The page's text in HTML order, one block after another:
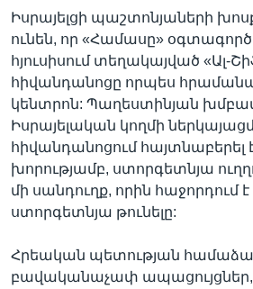
Իսրայելցի պաշտոնյաների
ունեն, որ «Համասը»
հյուսիսում տեղակայված «Ալ-
հիվանդանոցը որպես
կենտրոն: Պաղեստինյան
Իսրայելական կողմի
հիվանդանոցում հայտնաբերել
խորությամբ, ստորգետնյա
մի սանդուղք, որին հաջորդում
ստորգետնյա թունելը:
Հրեական պետության
բավականաչափ ապացույցներ,